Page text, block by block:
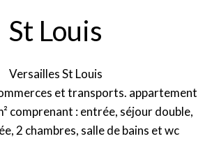
St Louis
Versailles St Louis
et transports. appartement
comprenant : entrée, séjour double,
2 chambres, salle de bains et wc